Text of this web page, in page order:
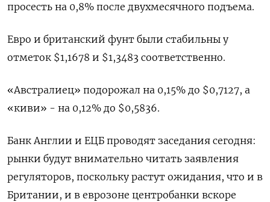
просесть на 0,8% после двухмесячного подъема.
Евро и британский фунт были стабильны у
отметок $1,1678 и $1,3483 соответственно.
«Австралиец» подорожал на 0,15% до $0,7127, а
«киви» - на 0,12% до $0,5836.
Банк Англии и ЕЦБ проводят заседания сегодня:
рынки будут внимательно читать заявления
регуляторов, поскольку растут ожидания, что и в
Британии, и в еврозоне центробанки вскоре